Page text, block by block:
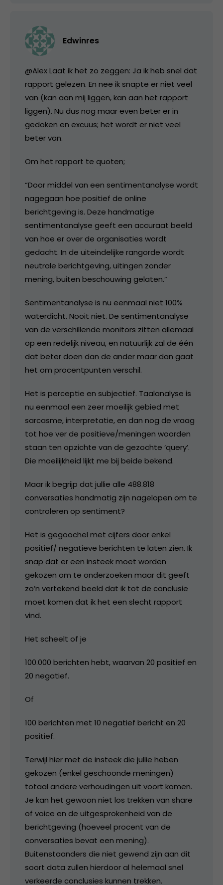
Edwinres
@Alex Laat ik het zo zeggen: Ja ik heb snel dat
rapport gelezen. En nee ik snapte er niet veel
van (kan aan mij liggen, kan aan het rapport
liggen). Nu dus nog maar even beter er in
gedoken en excuus; het wordt er niet veel
beter van.
Om het rapport te quoten;
“Door middel van een sentimentanalyse wordt
nagegaan hoe positief de online
berichtgeving is. Deze handmatige
sentimentanalyse geeft een accuraat beeld
van hoe er over de organisaties wordt
gedacht. In de uiteindelijke rangorde wordt
neutrale berichtgeving, uitingen zonder
mening, buiten beschouwing gelaten.”
Sentimentanalyse is nu eenmaal niet 100%
waterdicht. Nooit niet. De sentimentanalyse
van de verschillende monitors zitten allemaal
op een redelijk niveau, en natuurlijk zal de één
dat beter doen dan de ander maar dan gaat
het om procentpunten verschil.
Het is perceptie en subjectief. Taalanalyse is
nu eenmaal een zeer moeilijk gebied met
sarcasme, interpretatie, en dan nog de vraag
tot hoe ver de positieve/meningen woorden
staan ten opzichte van de gezochte ‘query’.
Die moeilijkheid lijkt me bij beide bekend.
Maar ik begrijp dat jullie alle 488.818
conversaties handmatig zijn nagelopen om te
controleren op sentiment?
Het is gegoochel met cijfers door enkel
positief/ negatieve berichten te laten zien. Ik
snap dat er een insteek moet worden
gekozen om te onderzoeken maar dit geeft
zo’n vertekend beeld dat ik tot de conclusie
moet komen dat ik het een slecht rapport
vind.
Het scheelt of je
100.000 berichten hebt, waarvan 20 positief en
20 negatief.
Of
100 berichten met 10 negatief bericht en 20
positief.
Terwijl hier met de insteek die jullie heben
gekozen (enkel geschoonde meningen)
totaal andere verhoudingen uit voort komen.
Je kan het gewoon niet los trekken van share
of voice en de uitgesprokenheid van de
berichtgeving (hoeveel procent van de
conversaties bevat een mening).
Buitenstaanders die niet gewend zijn aan dit
soort data zullen hierdoor al helemaal snel
verkeerde conclusies kunnen trekken.